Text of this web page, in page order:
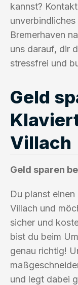
kannst?
Bremerhaven
uns darauf, dir
stressfrei und
Geld
Villach
Geld sparen
Du planst
Villach und
sicher und
bist du beim
genau richtig!
und legt dabei